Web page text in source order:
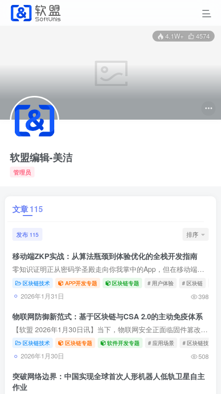
4.1W+ 4574
软盟编辑-美洁
管理员
文章115
发布 115 排序
移动端ZKP实战：从算法瓶颈到体验优化的全栈开发指南
零知识证明正从密码学圣殿走向你我掌中的App，但在移动端遭遇性能、隐私与易用的“不可能三角”。本文深度剖析ZKP在金融、医疗等场景落地的真实痛点，超越泛泛而谈，直指电路设计、混合计算、链...
区块链技术 APP开发专题 区块链专题 # 用户体验 # 区块链
2026年1月31日 398
物联网防御新范式：基于区块链与CSA 2.0的主动免疫体系
【软盟 2026年1月30日讯】当下，物联网安全正面临固件篡改、供应链攻击等严峻挑战。本文提出，将CSA 2.0标准的硬件信任根与区块链的分布式账本技术深度融合，是构建下一代主动免疫体系的关键。...
区块链技术 区块链专题 软件开发专题 # 应用场景 # 区块链技术
2026年1月30日 508
突破网络边界：中国实现全球首次人形机器人低轨卫星自主
作业